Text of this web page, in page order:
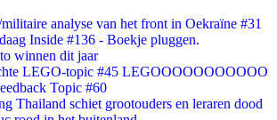
analyse van het front in Oekraïne #31
Inside #136 - Boekje pluggen.
winnen dit jaar
LEGO-topic #45 LEGOOOOOOOOOOO
Topic #60
Thailand schiet grootouders en leraren dood